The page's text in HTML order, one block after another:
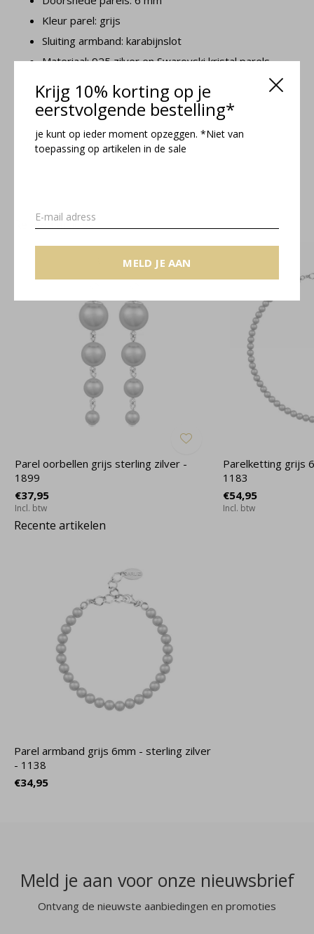
Krijg 10% korting op je
eerstvolgende bestelling*
je kunt op ieder moment opzeggen. *Niet van
toepassing op artikelen in de sale
MELD JE AAN
Kleur parel: grijs
Sluiting armband: karabijnslot
Materiaal: 925 zilver en Swarovski kristal parels
Noa collectie
Maattabel
Related articles
Parel oorbellen grijs sterling zilver -
1899
€37,95
Incl. btw
Parelketting grijs
1183
€54,95
Incl. btw
Recente artikelen
Parel armband grijs 6mm - sterling zilver
- 1138
€34,95
Meld je aan voor onze nieuwsbrief
Ontvang de nieuwste aanbiedingen en promoties